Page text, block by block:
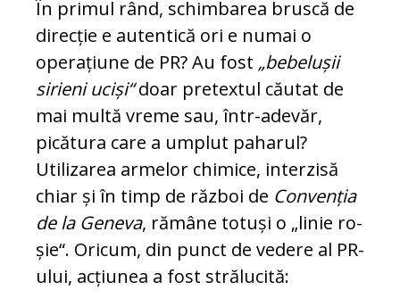
În primul rând, schimbarea bruscă de
direcție e autentică ori e numai o
operațiune de PR? Au fost „bebelușii
sirieni uciși“doar pretextul cău­tat de
mai multă vreme sau, într-adevăr,
pică­tu­ra care a umplut paharul?
Utilizarea armelor chi­mice, interzisă
chiar și în timp de război de Con­venția
de la Geneva, rămâne totuși o „linie ro­
șie“. Oricum, din punct de vedere al PR-
ului, ac­țiunea a fost strălucită: